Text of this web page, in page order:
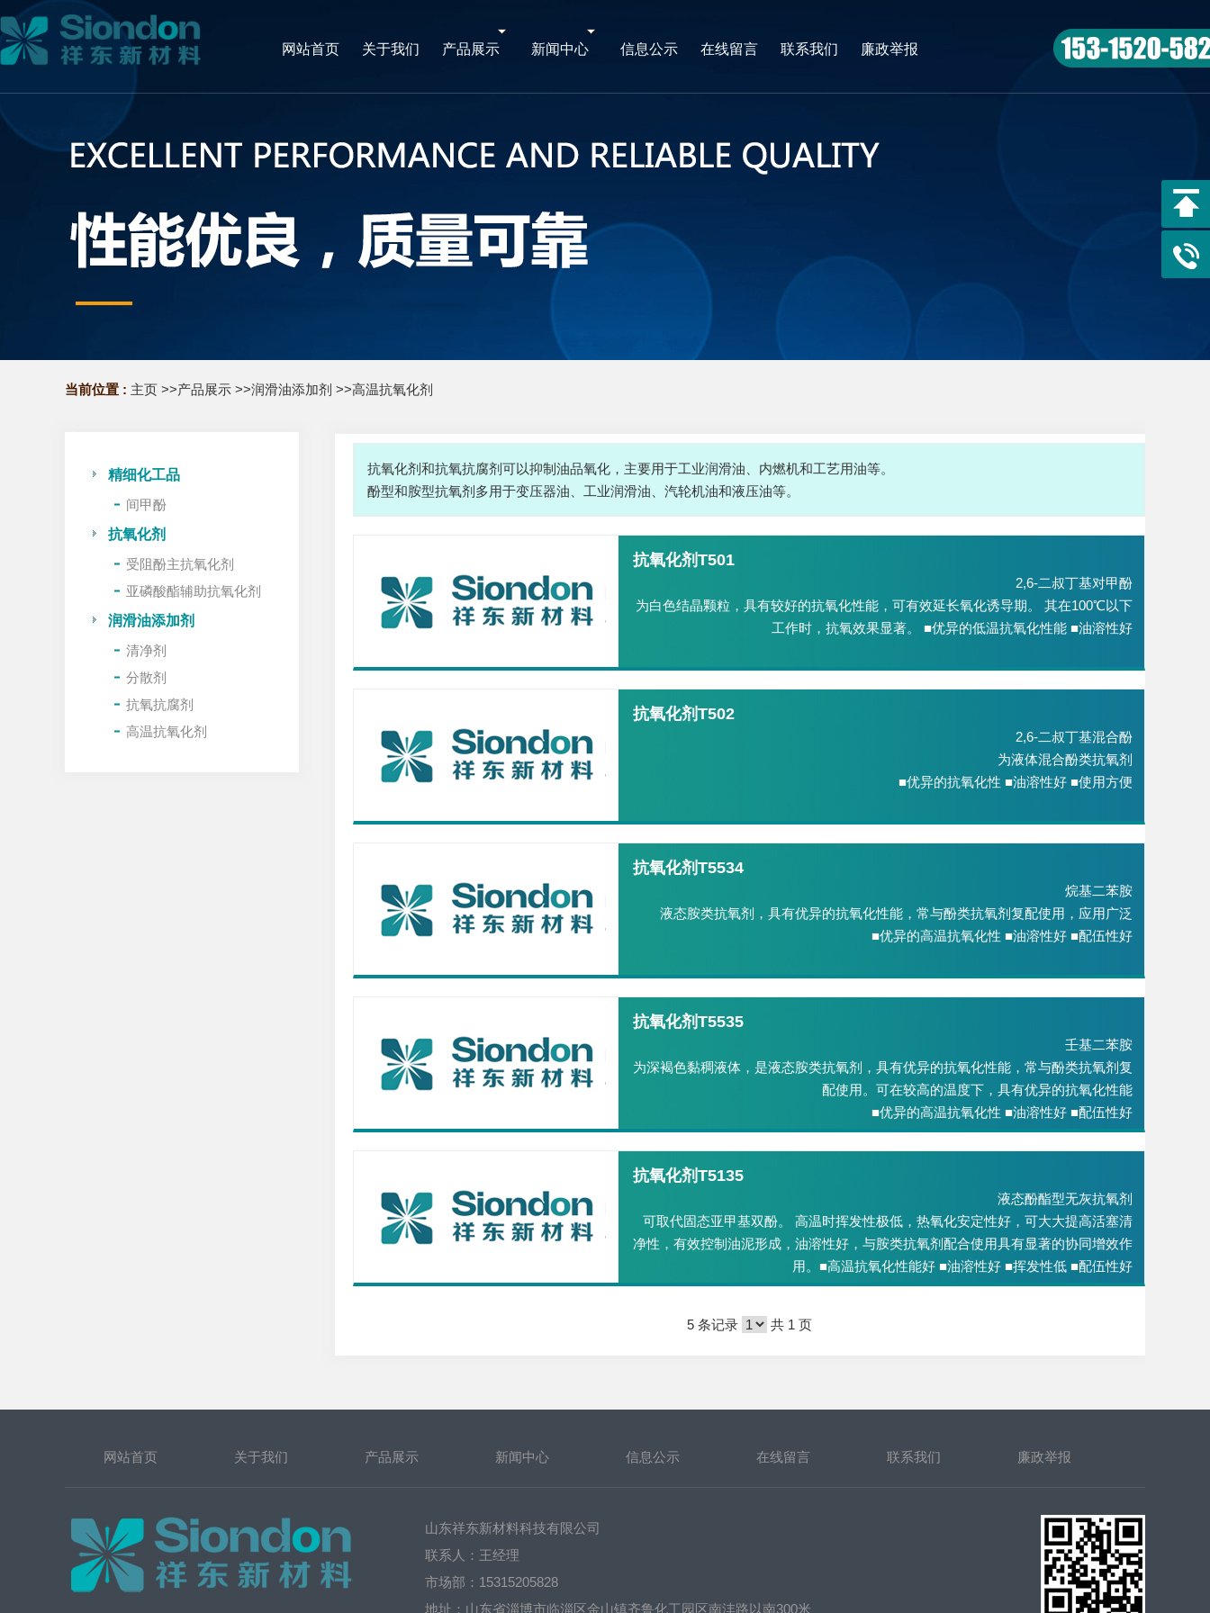
网站首页 关于我们 产品展示 新闻中心 信息公示 在线留言 联系我们 廉政举报
当前位置 : 主页 >>产品展示 >>润滑油添加剂 >>高温抗氧化剂
精细化工品
间甲酚
抗氧化剂
受阻酚主抗氧化剂
亚磷酸酯辅助抗氧化剂
润滑油添加剂
清净剂
分散剂
抗氧抗腐剂
高温抗氧化剂
抗氧化剂和抗氧抗腐剂可以抑制油品氧化，主要用于工业润滑油、内燃机和工艺用油等。
酚型和胺型抗氧剂多用于变压器油、工业润滑油、汽轮机油和液压油等。
抗氧化剂T501
2,6-二叔丁基对甲酚
为白色结晶颗粒，具有较好的抗氧化性能，可有效延长氧化诱导期。 其在100℃以下
工作时，抗氧效果显著。 ■优异的低温抗氧化性能 ■油溶性好
抗氧化剂T502
2,6-二叔丁基混合酚
为液体混合酚类抗氧剂
■优异的抗氧化性 ■油溶性好 ■使用方便
抗氧化剂T5534
烷基二苯胺
液态胺类抗氧剂，具有优异的抗氧化性能，常与酚类抗氧剂复配使用，应用广泛
■优异的高温抗氧化性 ■油溶性好 ■配伍性好
抗氧化剂T5535
壬基二苯胺
为深褐色黏稠液体，是液态胺类抗氧剂，具有优异的抗氧化性能，常与酚类抗氧剂复
配使用。可在较高的温度下，具有优异的抗氧化性能
■优异的高温抗氧化性 ■油溶性好 ■配伍性好
抗氧化剂T5135
液态酚酯型无灰抗氧剂
可取代固态亚甲基双酚。 高温时挥发性极低，热氧化安定性好，可大大提高活塞清
净性，有效控制油泥形成，油溶性好，与胺类抗氧剂配合使用具有显著的协同增效作
用。■高温抗氧化性能好 ■油溶性好 ■挥发性低 ■配伍性好
5 条记录 共 1 页
网站首页 关于我们 产品展示 新闻中心 信息公示 在线留言 联系我们 廉政举报
山东祥东新材料科技有限公司
联系人：王经理
市场部：15315205828
地址：山东省淄博市临淄区金山镇齐鲁化工园区南沣路以南300米